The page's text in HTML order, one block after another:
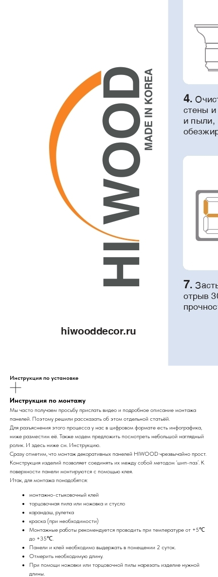
Инструкция по установке
Инструкция по монтажу
Мы часто получаем просьбу прислать видео и подробное описание монтажа
панелей. Поэтому решили рассказать об этом отдельной статьёй.
Для разъяснения этого процесса у нас в цифровом формате есть инфографика,
ниже разместим её. Также модем предложить посмотреть небольшой наглядный
ролик. И здесь ниже см. Инструкцию.
Сразу отметим, что монтаж декоративных панелей HIWOOD чрезвычайно прост.
Конструкция изделий позволяет соединять их между собой методом ‘шип-паз’. К
поверхности панели монтируются с помощью клея.
Итак, для монтажа понадобятся:
монтажно-стыковочный клей
торцовочная пила или ножовка и стусло
карандаш, рулетка
краска (при необходимости)
Монтажные работы рекомендуется проводить при температуре от +5℃
до +35℃.
Панели и клей необходимо выдержать в помещении 2 суток.
Отмерить необходимую длину.
При помощи ножовки или торцовочной пилы нарезать изделие нужной
длины.